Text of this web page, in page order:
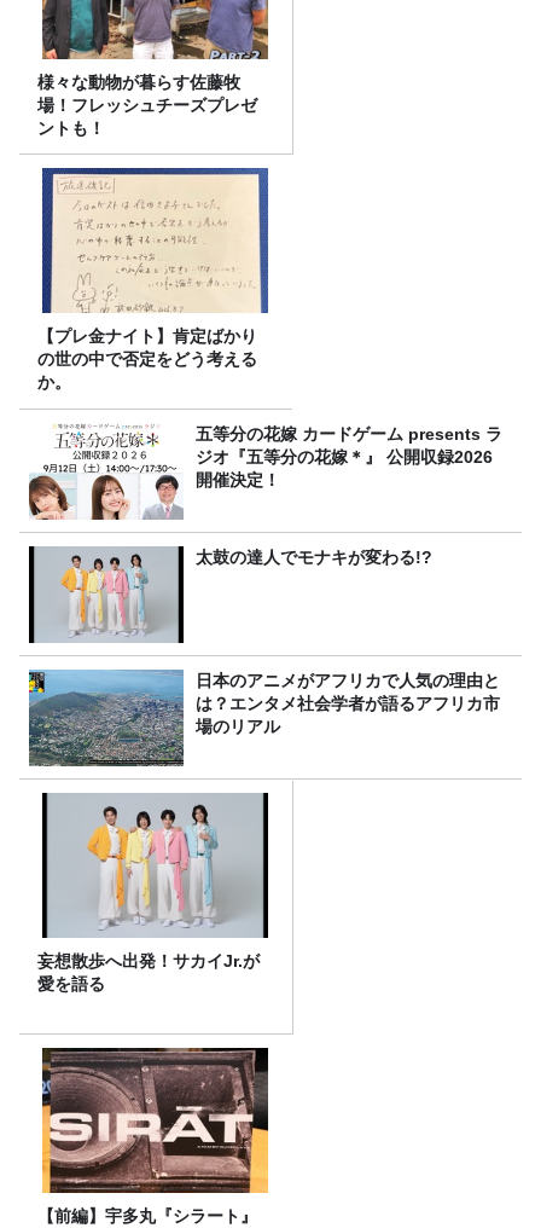
様々な動物が暮らす佐藤牧
場！フレッシュチーズプレゼ
ントも！
【プレ金ナイト】肯定ばかり
の世の中で否定をどう考える
か。
五等分の花嫁 カードゲーム presents ラ
ジオ『五等分の花嫁＊』 公開収録2026
開催決定！
太鼓の達人でモナキが変わる!?
日本のアニメがアフリカで人気の理由と
は？エンタメ社会学者が語るアフリカ市
場のリアル
妄想散歩へ出発！サカイJr.が
愛を語る
【前編】宇多丸『シラート』